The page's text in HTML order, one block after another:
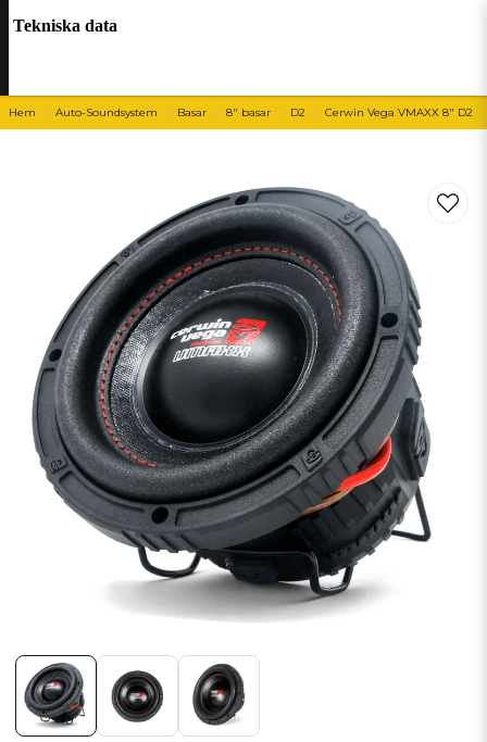
Hem Auto-Soundsystem Basar 8" basar D2 Cerwin Vega VMAXX 8" D2
Tekniska data